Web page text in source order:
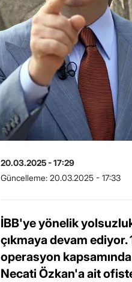
20.03.2025 - 17:29
Güncelleme: 20.03.2025 - 17:33
İBB'ye yönelik
çıkmaya devam ediyor.
operasyon
Necati Özkan'a ait